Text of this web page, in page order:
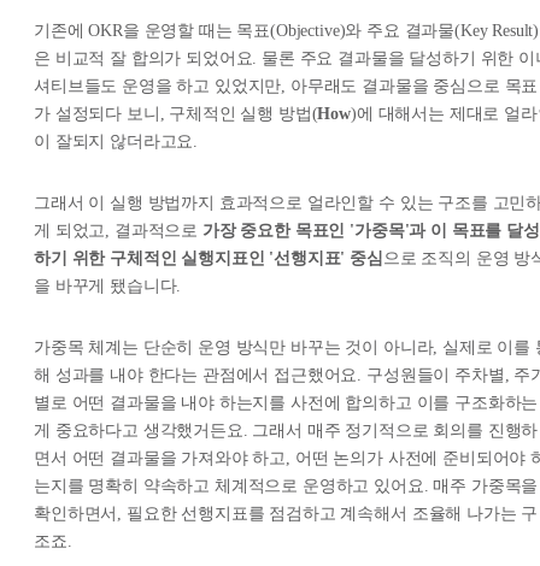
기존에 OKR을 운영할 때는 목표(Objective)와 주요 결과물(Key Result)
은 비교적 잘 합의가 되었어요. 물론 주요 결과물을 달성하기 위한 이
셔티브들도 운영을 하고 있었지만, 아무래도 결과물을 중심으로 목표
가 설정되다 보니, 구체적인 실행 방법(How)에 대해서는 제대로 얼
이 잘되지 않더라고요.
그래서 이 실행 방법까지 효과적으로 얼라인할 수 있는 구조를 고민
게 되었고, 결과적으로 가장 중요한 목표인 '가중목'과 이 목표를 달성
하기 위한 구체적인 실행지표인 '선행지표' 중심 으로 조직의 운영 방
을 바꾸게 됐습니다.
가중목 체계는 단순히 운영 방식만 바꾸는 것이 아니라, 실제로 이를
해 성과를 내야 한다는 관점에서 접근했어요. 구성원들이 주차별, 주
별로 어떤 결과물을 내야 하는지를 사전에 합의하고 이를 구조화하는
게 중요하다고 생각했거든요. 그래서 매주 정기적으로 회의를 진행하
면서 어떤 결과물을 가져와야 하고, 어떤 논의가 사전에 준비되어야
는지를 명확히 약속하고 체계적으로 운영하고 있어요. 매주 가중목을
확인하면서, 필요한 선행지표를 점검하고 계속해서 조율해 나가는 구
조죠.